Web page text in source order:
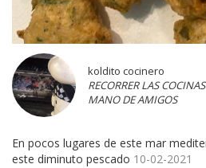
koldito cocinero
RECORRER LAS
MANO DE AMIGOS
En pocos lugares de este mar
este diminuto pescado 10-02-2021